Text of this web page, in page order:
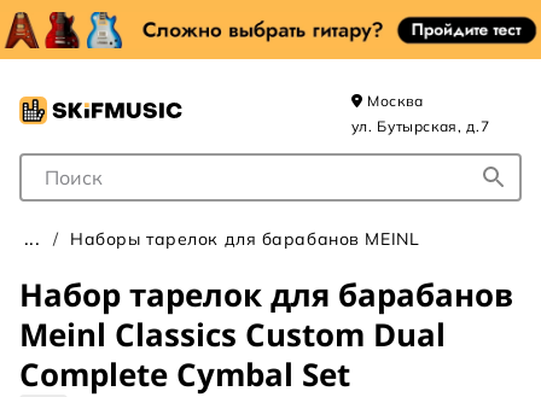
Поле для Поиска
Москва
ул. Бутырская, д.7
Наборы тарелок для барабанов MEINL
Набор тарелок для барабанов
Meinl Classics Custom Dual
Complete Cymbal Set